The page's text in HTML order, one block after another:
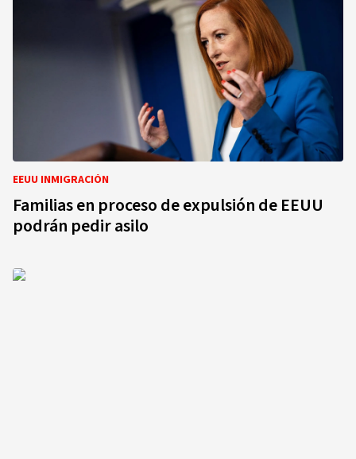
EEUU INMIGRACIÓN
Familias en proceso de expulsión de EEUU
podrán pedir asilo